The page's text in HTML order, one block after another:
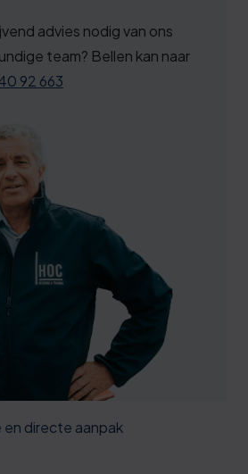
advies nodig van ons
team? Bellen kan naar
92 663
en directe aanpak